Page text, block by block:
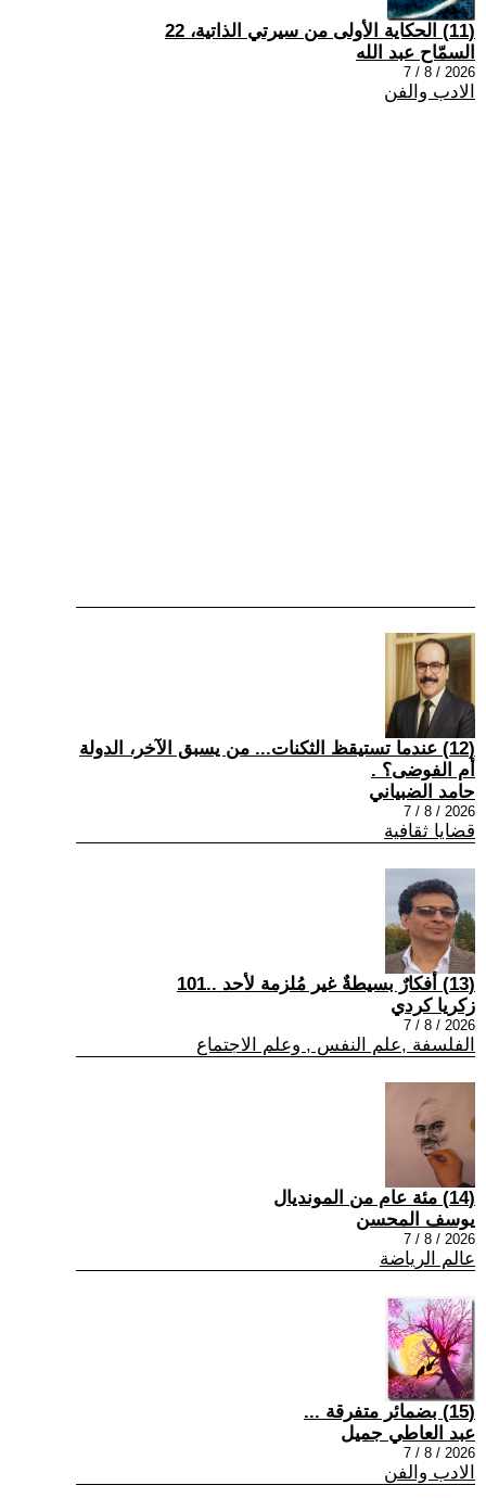
(11) الحكاية الأولى من سيرتي الذاتية، 22
السمّاح عبد الله
2026 / 8 / 7
الادب والفن
(12) عندما تستيقظ الثكنات... من يسبق الآخر، الدولة
أم الفوضى؟ .
حامد الضبياني
2026 / 8 / 7
قضايا ثقافية
(13) أفكارٌ بسيطةٌ غير مُلزمة لأحد ..101
زكريا كردي
2026 / 8 / 7
الفلسفة ,علم النفس , وعلم الاجتماع
(14) مئة عام من المونديال
يوسف المحسن
2026 / 8 / 7
عالم الرياضة
(15) بضمائر متفرقة ...
عبد العاطي جميل
2026 / 8 / 7
الادب والفن